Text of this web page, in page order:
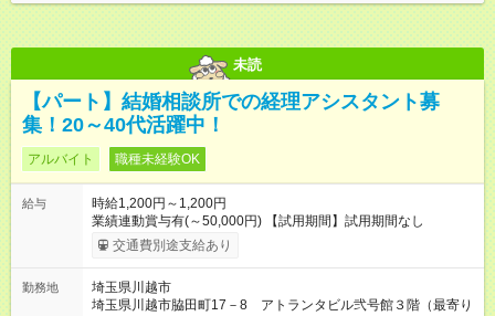
未読
【パート】結婚相談所での経理アシスタント募
集！20～40代活躍中！
アルバイト 職種未経験OK
給与
時給1,200円～1,200円
業績連動賞与有(～50,000円) 【試用期間】試用期間なし
交通費別途支給あり
勤務地
埼玉県川越市
埼玉県川越市脇田町17－8 アトランタビル弐号館３階（最寄り